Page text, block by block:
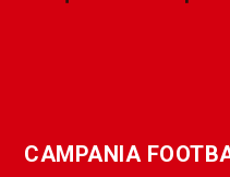
CAMPANIA